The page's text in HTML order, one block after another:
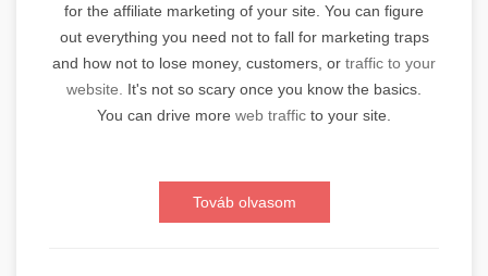
for the affiliate marketing of your site. You can figure
out everything you need not to fall for marketing traps
and how not to lose money, customers, or traffic to your
website.
It's not so scary once you know the basics.
You can drive more web traffic to your site.
Továb olvasom